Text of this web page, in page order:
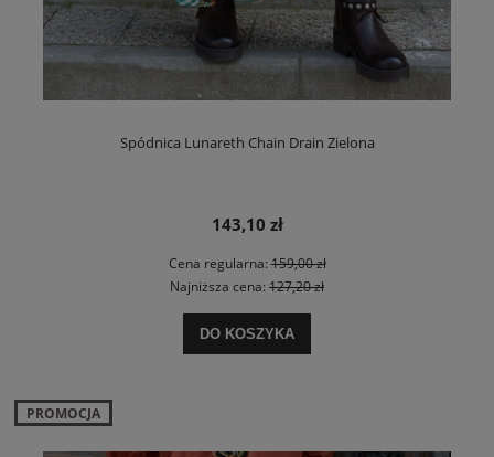
Spódnica Lunareth Chain Drain Zielona
143,10 zł
Cena regularna:159,00 zł
Najniższa cena: 127,20 zł
DO KOSZYKA
PROMOCJA